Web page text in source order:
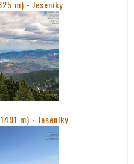
m) - Jeseníky
m) - Jeseníky